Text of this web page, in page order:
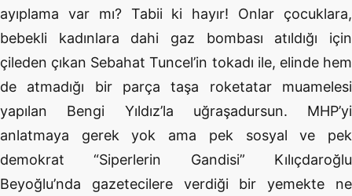
ayıplama var mı? Tabii ki hayır! Onlar çocuklara,
bebekli kadınlara dahi gaz bombası atıldığı için
çileden çıkan Sebahat Tuncel’in tokadı ile, elinde hem
de atmadığı bir parça taşa roketatar muamelesi
yapılan Bengi Yıldız’la uğraşadursun. MHP’yi
anlatmaya gerek yok ama pek sosyal ve pek
demokrat “Siperlerin Gandisi” Kılıçdaroğlu
Beyoğlu’nda gazetecilere verdiği bir yemekte ne